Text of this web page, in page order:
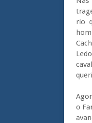
rio
o